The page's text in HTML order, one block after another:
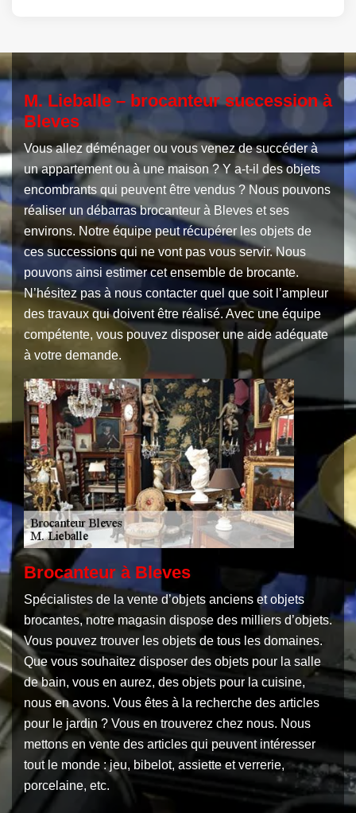
M. Lieballe – brocanteur succession à
Bleves
Vous allez déménager ou vous venez de succéder à
un appartement ou à une maison ? Y a-t-il des objets
encombrants qui peuvent être vendus ? Nous pouvons
réaliser un débarras brocanteur à Bleves et ses
environs. Notre équipe peut récupérer les objets de
ces successions qui ne vont pas vous servir. Nous
pouvons ainsi estimer cet ensemble de brocante.
N’hésitez pas à nous contacter quel que soit l’ampleur
des travaux qui doivent être réalisé. Avec une équipe
compétente, vous pouvez disposer une aide adéquate
à votre demande.
Brocanteur à Bleves
Spécialistes de la vente d’objets anciens et objets
brocantes, notre magasin dispose des milliers d’objets.
Vous pouvez trouver les objets de tous les domaines.
Que vous souhaitez disposer des objets pour la salle
de bain, vous en aurez, des objets pour la cuisine,
nous en avons. Vous êtes à la recherche des articles
pour le jardin ? Vous en trouverez chez nous. Nous
mettons en vente des articles qui peuvent intéresser
tout le monde : jeu, bibelot, assiette et verrerie,
porcelaine, etc.